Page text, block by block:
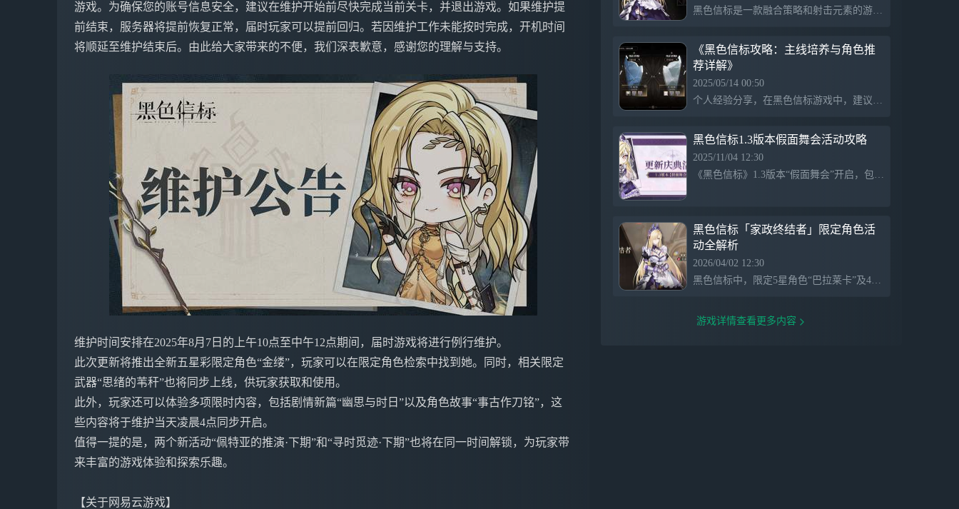
游戏。为确保您的账号信息安全，建议在维护开始前尽快完成当前关卡，并退出游戏。如果维护提
前结束，服务器将提前恢复正常，届时玩家可以提前回归。若因维护工作未能按时完成，开机时间
将顺延至维护结束后。由此给大家带来的不便，我们深表歉意，感谢您的理解与支持。
维护时间安排在2025年8月7日的上午10点至中午12点期间，届时游戏将进行例行维护。
此次更新将推出全新五星彩限定角色“金缕”，玩家可以在限定角色检索中找到她。同时，相关限定
武器“思绪的苇秆”也将同步上线，供玩家获取和使用。
此外，玩家还可以体验多项限时内容，包括剧情新篇“幽思与时日”以及角色故事“事古作刀铭”，这
些内容将于维护当天凌晨4点同步开启。
值得一提的是，两个新活动“佩特亚的推演·下期”和“寻时觅迹·下期”也将在同一时间解锁，为玩家带
来丰富的游戏体验和探索乐趣。
【关于网易云游戏】
黑色信标是一款融合策略和射击元素的游戏，近期上线新角色火破势女仆，拥有强大技能和挑战性。游戏中玩家通过深渊战绩展示自身实力，采用不同角色技能应对复杂战斗。新角色技能机制丰富，战斗体验多样，鼓励新手大胆尝试，注重实战操作和策略布局。
《黑色信标攻略：主线培养与角色推
荐详解》
2025/05/14 00:50
个人经验分享，在黑色信标游戏中，建议主线优先完成，并将两名主C和专武升至最高等级，刷古痕和其他相关装备。技能等级提升非常重要，角色方面，建议优先练习无实、零和水奶等，尤其是具备高命的角色，以便于更好地通关深渊。
黑色信标1.3版本假面舞会活动攻略
2025/11/04 12:30
《黑色信标》1.3版本“假面舞会”开启，包含登录奖励、通关第八章奖励和登录有礼等庆典活动，玩家完成对应任务即可获得丰富奖励，如五星武器、楔石碎片和珍稀资源，活动时间从2025年11月5日至12月5日，鼓励玩家积极参与以获得奖励。
黑色信标「家政终结者」限定角色活
动全解析
2026/04/02 12:30
黑色信标中，限定5星角色“巴拉莱卡”及4星角色“暝”“无实”“赫菲”在限定检索中概率提升，活动期间需完成主线1-4开启，限时于2026年4月4日至5月4日，检索需使用“寻时密钥”。每10次必得4星或5星角色，70次必得1个5星角色，未获5星累计次数独立记录，详细信息可在游戏内检索界面查看。
游戏详情查看更多内容